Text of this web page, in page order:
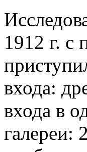
1912 г. с
входа:
входа в
галереи: